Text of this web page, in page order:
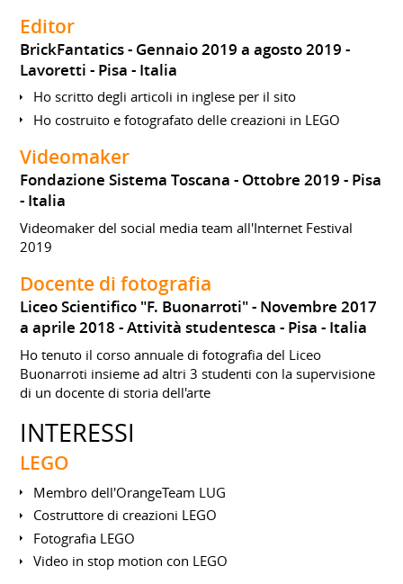
Editor
BrickFantatics
Gennaio 2019 a agosto 2019
Lavoretti
Pisa Italia
Ho scritto degli articoli in inglese per il sito
Ho costruito e fotografato delle creazioni in LEGO
Videomaker
Fondazione Sistema Toscana Ottobre 2019 Pisa
Italia
Videomaker del social media team all'Internet Festival
2019
Docente di fotografia
Liceo Scientifico "F. Buonarroti"
Novembre 2017
a aprile 2018 Attività studentesca Pisa Italia
Ho tenuto il corso annuale di fotografia del Liceo
Buonarroti insieme ad altri 3 studenti con la supervisione
di un docente di storia dell'arte
INTERESSI
LEGO
Membro dell'OrangeTeam LUG
Costruttore di creazioni LEGO
Fotografia LEGO
Video in stop motion con LEGO